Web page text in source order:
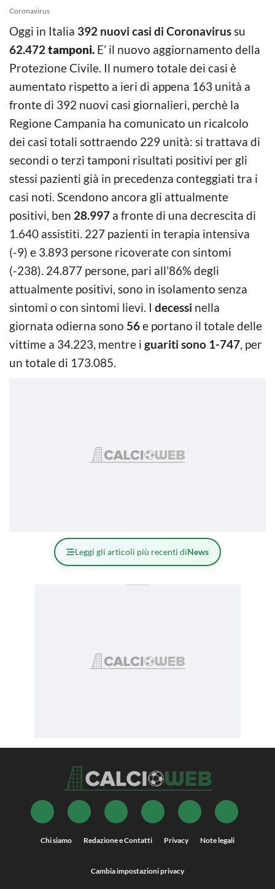
Coronavirus
Oggi in Italia 392 nuovi casi di Coronavirussu
62.472 tamponi. E’ il nuovo aggiornamento della
Protezione Civile. Il numero totale dei casi è
aumentato rispetto a ieri di appena 163 unità a
fronte di 392 nuovi casi giornalieri, perchè la
Regione Campania ha comunicato un ricalcolo
dei casi totali sottraendo 229 unità: si trattava di
secondi o terzi tamponi risultati positivi per gli
stessi pazienti già in precedenza conteggiati tra i
casi noti. Scendono ancora gli attualmente
positivi, ben 28.997 a fronte di una decrescita di
1.640 assistiti. 227 pazienti in terapia intensiva
(-9) e 3.893 persone ricoverate con sintomi
(-238). 24.877 persone, pari all’86% degli
attualmente positivi, sono in isolamento senza
sintomi o con sintomi lievi. I decessi nella
giornata odierna sono 56e portano il totale delle
vittime a 34.223, mentre i guariti sono 1-747, per
un totale di 173.085.
Leggi gli articoli più recenti diNews
Chi siamo Redazione e Contatti Privacy Note legali
Cambia impostazioni privacy